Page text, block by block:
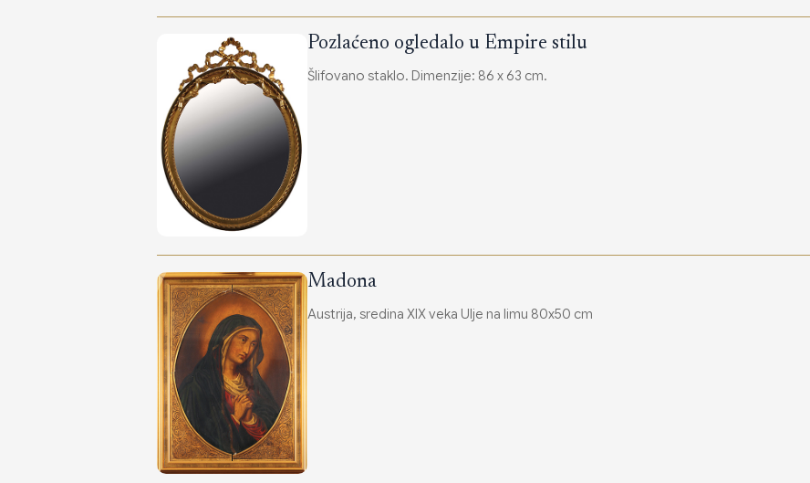
Pozlaćeno ogledalo u Empire stilu
Šlifovano staklo. Dimenzije: 86 x 63 cm.
Madona
Austrija, sredina XIX veka Ulje na limu 80x50 cm